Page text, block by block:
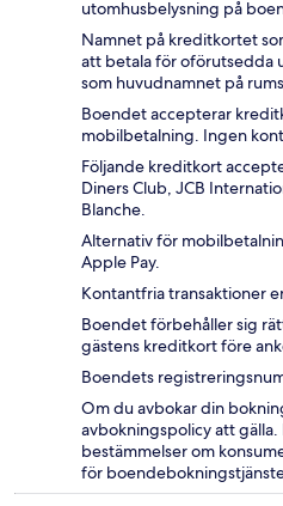
utomhusbelysning på
Namnet på kreditkortet
att betala för oförutsedda
som huvudnamnet på
Boendet accepterar
mobilbetalning. Ingen
Följande kreditkort
Diners Club, JCB
Blanche.
Alternativ för
Apple Pay.
Kontantfria transaktioner
Boendet förbehåller sig
gästens kreditkort före
Boendets
Om du avbokar din
avbokningspolicy att
bestämmelser om
för